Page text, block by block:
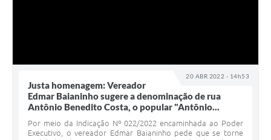
20 ABR 2022 - 14h53
Justa homenagem: Vereador
Edmar Baianinho sugere a denominação de rua
Antônio Benedito Costa, o popular "Antônio...
Por meio da Indicação Nº 022/2022 encaminhada ao Poder
Executivo, o vereador Edmar Baianinho pede que se torne